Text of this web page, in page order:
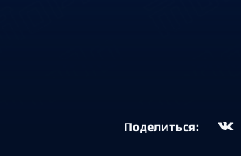
Поделиться: